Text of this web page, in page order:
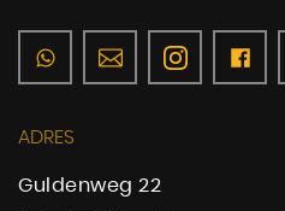
ADRES
Guldenweg 22